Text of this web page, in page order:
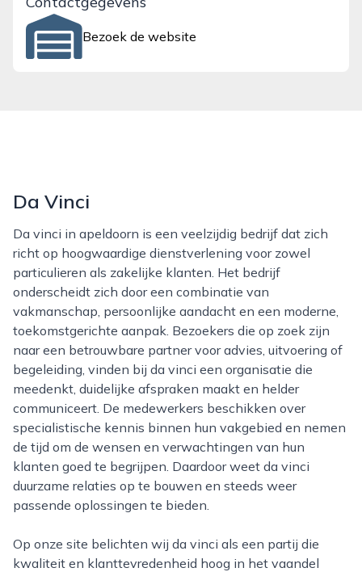
Bezoek de website
Da Vinci
Da vinci in apeldoorn is een veelzijdig bedrijf dat zich
richt op hoogwaardige dienstverlening voor zowel
particulieren als zakelijke klanten. Het bedrijf
onderscheidt zich door een combinatie van
vakmanschap, persoonlijke aandacht en een moderne,
toekomstgerichte aanpak. Bezoekers die op zoek zijn
naar een betrouwbare partner voor advies, uitvoering of
begeleiding, vinden bij da vinci een organisatie die
meedenkt, duidelijke afspraken maakt en helder
communiceert. De medewerkers beschikken over
specialistische kennis binnen hun vakgebied en nemen
de tijd om de wensen en verwachtingen van hun
klanten goed te begrijpen. Daardoor weet da vinci
duurzame relaties op te bouwen en steeds weer
passende oplossingen te bieden.
Op onze site belichten wij da vinci als een partij die
kwaliteit en klanttevredenheid hoog in het vaandel